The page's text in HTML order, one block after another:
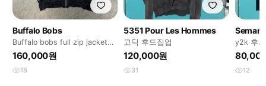
Buffalo Bobs
Buffalo bobs full zip jacket
hoodie
160,000원
18
5351 Pour Les Hommes
고딕 후드집업
120,000원
31
y2k 후
12